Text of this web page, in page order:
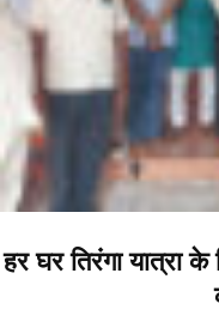
हर घर तिरंगा यात्रा